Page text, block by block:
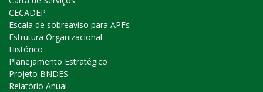
CECADEP
Escala de sobreaviso para APFs
Estrutura Organizacional
Histórico
Planejamento Estratégico
Projeto BNDES
Relatório Anual